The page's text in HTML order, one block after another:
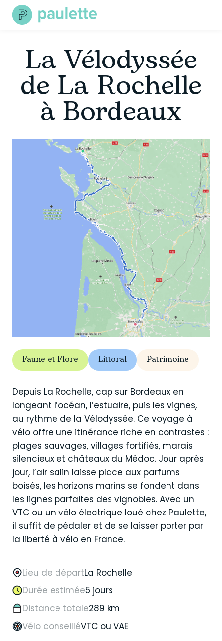
Skip
La Vélodyssée
de La Rochelle
à Bordeaux
Faune et Flore Littoral Patrimoine
Depuis La Rochelle, cap sur Bordeaux en
longeant l’océan, l’estuaire, puis les vignes,
au rythme de la Vélodyssée. Ce voyage à
vélo offre une itinérance riche en contrastes :
plages sauvages, villages fortifiés, marais
silencieux et châteaux du Médoc. Jour après
jour, l’air salin laisse place aux parfums
boisés, les horizons marins se fondent dans
les lignes parfaites des vignobles. Avec un
VTC ou un vélo électrique loué chez Paulette,
il suffit de pédaler et de se laisser porter par
la liberté à vélo en France.
Lieu de départLa Rochelle
Durée estimée5 jours
Distance totale289 km
Vélo conseilléVTC ou VAE